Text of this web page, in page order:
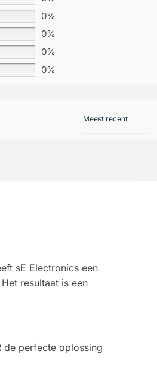
0%
0%
0%
0%
sE Electronics een
resultaat is een
de perfecte oplossing